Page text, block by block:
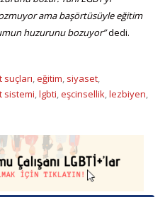
ama başörtüsüyle eğitim
huzurunu bozuyor”dedi.
,eğitim, siyaset,
sistemi,lgbti,eşcinsellik,lezbiyen,